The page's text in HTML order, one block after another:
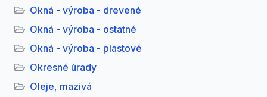
Okná - výroba - drevené
Okná - výroba - ostatné
Okná - výroba - plastové
Okresné úrady
Oleje, mazivá